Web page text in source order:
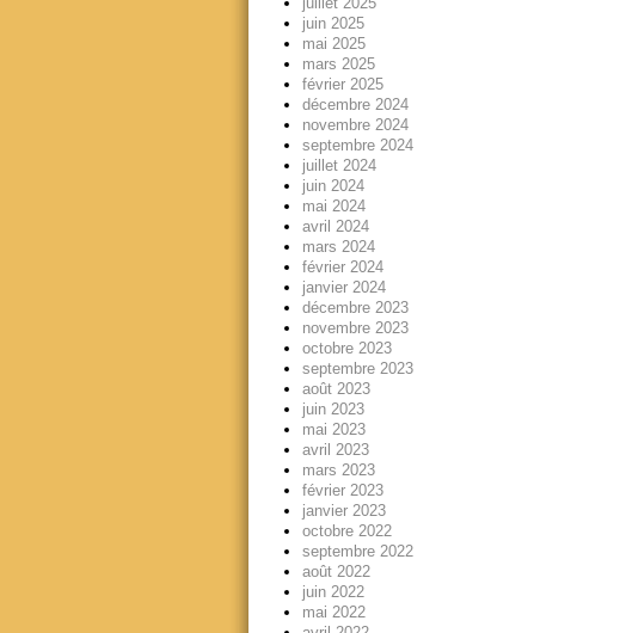
juin 2025
mai 2025
mars 2025
février 2025
décembre 2024
novembre 2024
septembre 2024
juillet 2024
juin 2024
mai 2024
avril 2024
mars 2024
février 2024
janvier 2024
décembre 2023
novembre 2023
octobre 2023
septembre 2023
août 2023
juin 2023
mai 2023
avril 2023
mars 2023
février 2023
janvier 2023
octobre 2022
septembre 2022
août 2022
juin 2022
mai 2022